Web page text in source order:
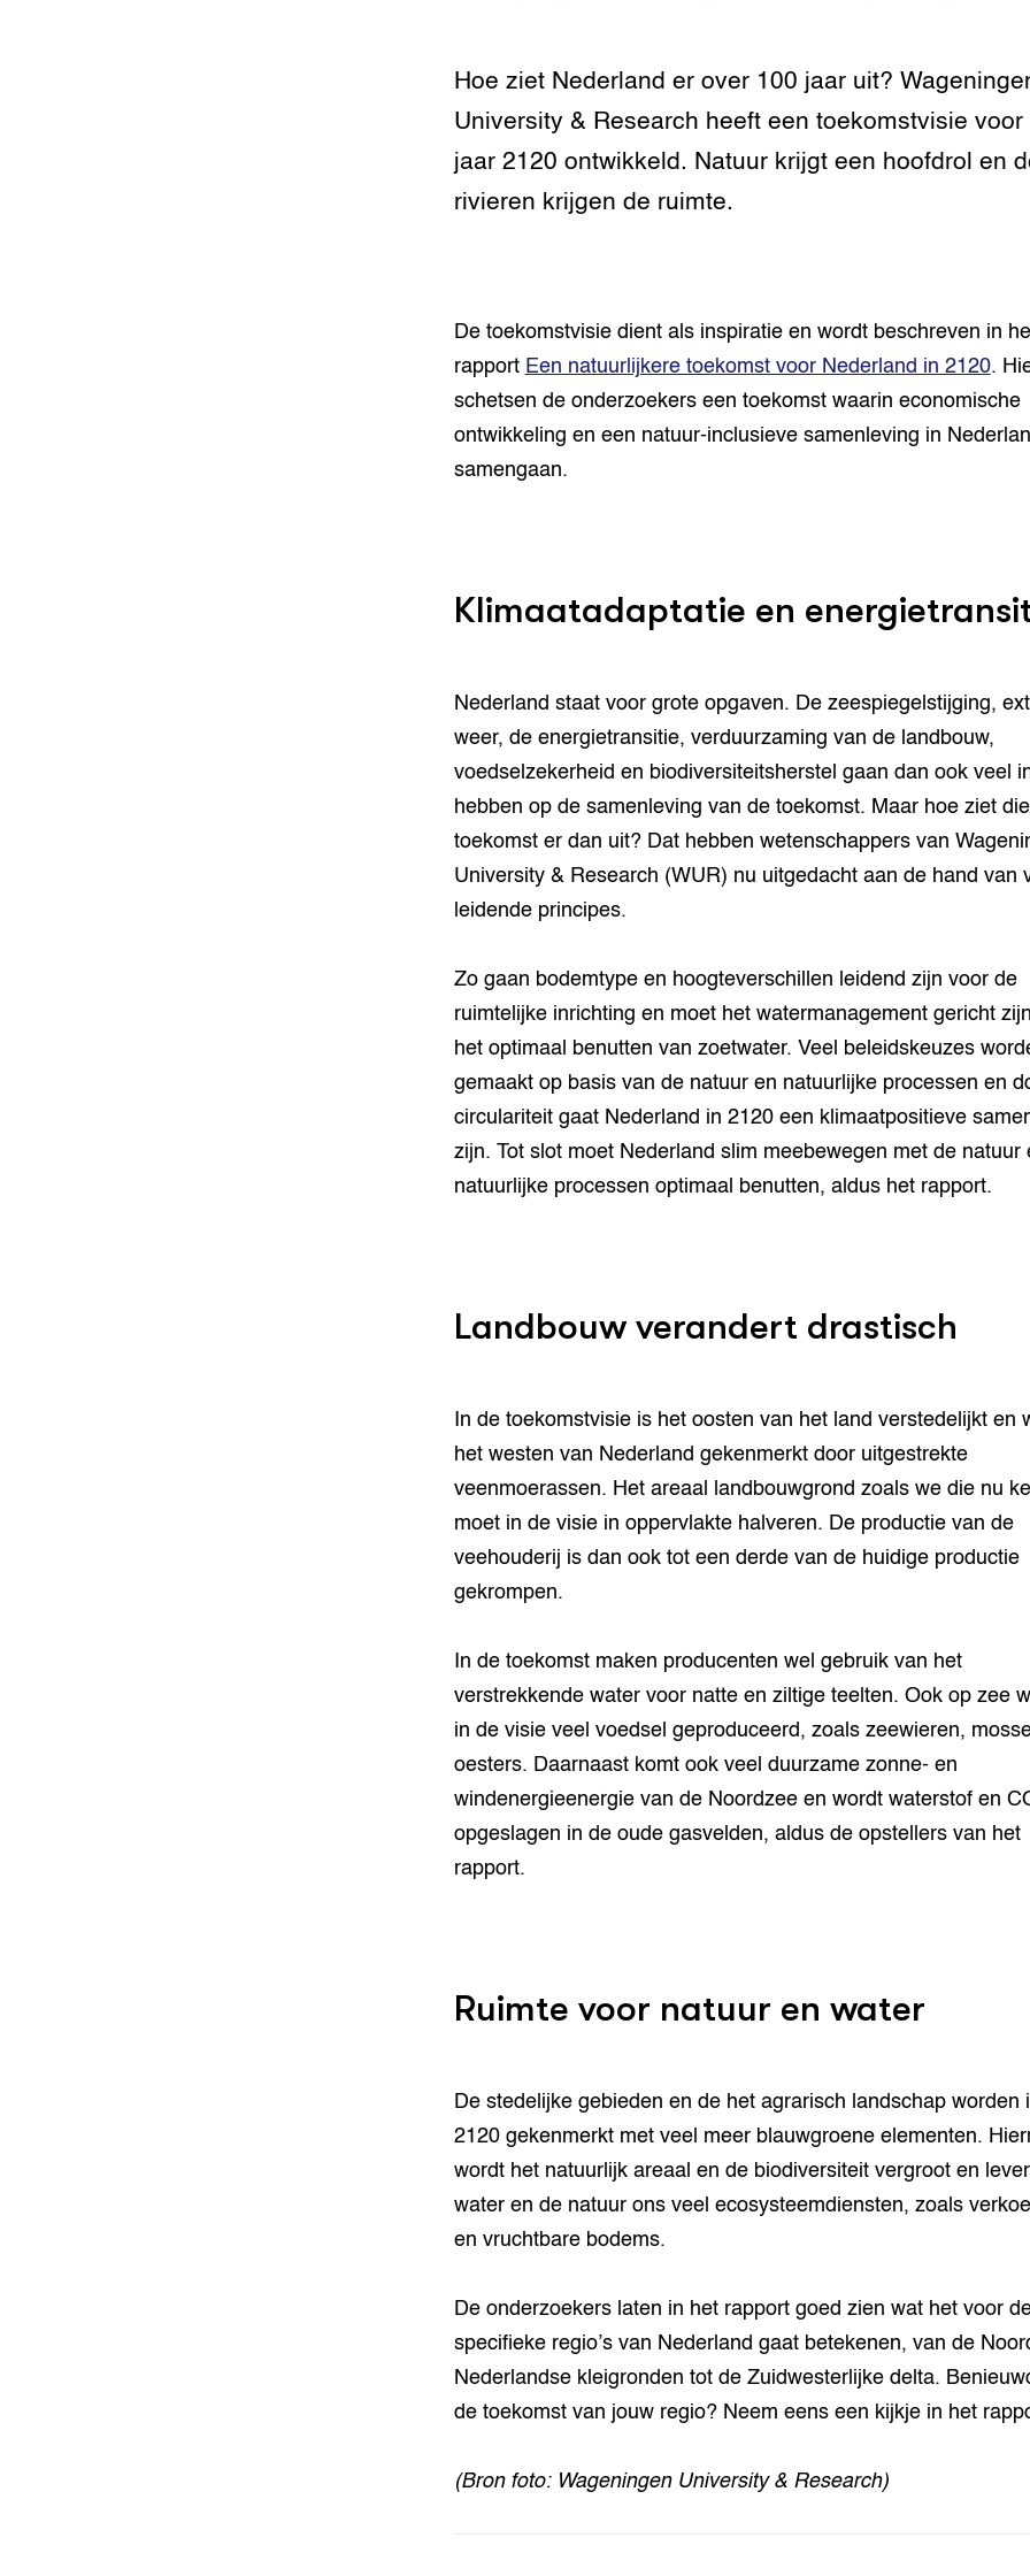
Hoe ziet Nederland er over 100 jaar uit?
University & Research heeft een toekomstvisie voor
jaar 2120 ontwikkeld. Natuur krijgt een hoofdrol en
rivieren krijgen de ruimte.
De toekomstvisie dient als inspiratie en wordt beschreven in
rapport Een natuurlijkere toekomst voor Nederland in 2120.
schetsen de onderzoekers een toekomst waarin economische
ontwikkeling en een natuur-inclusieve samenleving in
samengaan.
Klimaatadaptatie en
Nederland staat voor grote opgaven. De zeespiegelstijging,
weer, de energietransitie, verduurzaming van de landbouw,
voedselzekerheid en biodiversiteitsherstel gaan dan ook veel
hebben op de samenleving van de toekomst. Maar hoe ziet die
toekomst er dan uit? Dat hebben wetenschappers van
University & Research (WUR) nu uitgedacht aan de hand van
leidende principes.
Zo gaan bodemtype en hoogteverschillen leidend zijn voor de
ruimtelijke inrichting en moet het watermanagement gericht
het optimaal benutten van zoetwater. Veel beleidskeuzes
gemaakt op basis van de natuur en natuurlijke processen en
circulariteit gaat Nederland in 2120 een klimaatpositieve
zijn. Tot slot moet Nederland slim meebewegen met de natuur
natuurlijke processen optimaal benutten, aldus het rapport.
Landbouw verandert drastisch
In de toekomstvisie is het oosten van het land verstedelijkt en
het westen van Nederland gekenmerkt door uitgestrekte
veenmoerassen. Het areaal landbouwgrond zoals we die nu
moet in de visie in oppervlakte halveren. De productie van de
veehouderij is dan ook tot een derde van de huidige productie
gekrompen.
In de toekomst maken producenten wel gebruik van het
verstrekkende water voor natte en ziltige teelten. Ook op zee
in de visie veel voedsel geproduceerd, zoals zeewieren,
oesters. Daarnaast komt ook veel duurzame zonne- en
windenergieenergie van de Noordzee en wordt waterstof en
opgeslagen in de oude gasvelden, aldus de opstellers van het
rapport.
Ruimte voor natuur en water
De stedelijke gebieden en de het agrarisch landschap worden
2120 gekenmerkt met veel meer blauwgroene elementen.
wordt het natuurlijk areaal en de biodiversiteit vergroot en
water en de natuur ons veel ecosysteemdiensten, zoals
en vruchtbare bodems.
De onderzoekers laten in het rapport goed zien wat het voor
specifieke regio’s van Nederland gaat betekenen, van de
Nederlandse kleigronden tot de Zuidwesterlijke delta.
de toekomst van jouw regio? Neem eens een kijkje in het
(Bron foto: Wageningen University & Research)